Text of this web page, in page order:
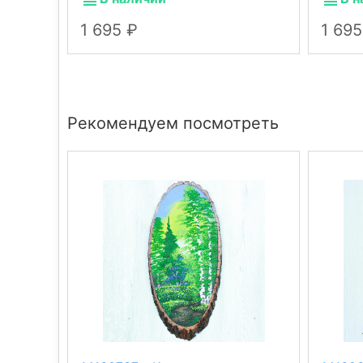
1 695 1
Рекомендуем посмотреть